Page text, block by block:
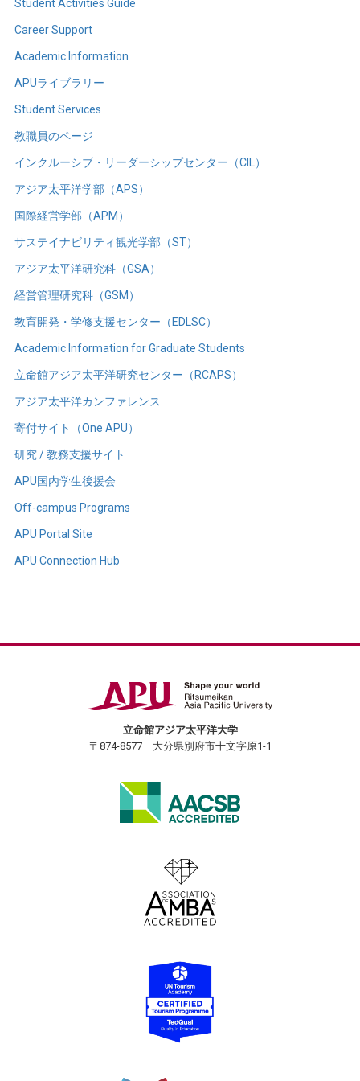
Student Activities Guide
Career Support
Academic Information
APUライブラリー
Student Services
教職員のページ
インクルーシブ・リーダーシップセンター（CIL）
アジア太平洋学部（APS）
国際経営学部（APM）
サステイナビリティ観光学部（ST）
アジア太平洋研究科（GSA）
経営管理研究科（GSM）
教育開発・学修支援センター（EDLSC）
Academic Information for Graduate Students
立命館アジア太平洋研究センター（RCAPS）
アジア太平洋カンファレンス
寄付サイト（One APU）
研究 / 教務支援サイト
APU国内学生後援会
Off-campus Programs
APU Portal Site
APU Connection Hub
立命館アジア太平洋大学
〒874-8577 大分県別府市十文字原1-1